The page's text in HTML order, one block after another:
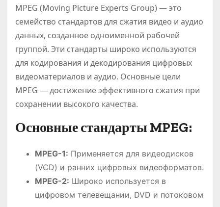
MPEG (Moving Picture Experts Group) — это
семейство стандартов для сжатия видео и аудио
данных, созданное одноименной рабочей
группой. Эти стандарты широко используются
для кодирования и декодирования цифровых
видеоматериалов и аудио. Основные цели
MPEG — достижение эффективного сжатия при
сохранении высокого качества.
Основные стандарты MPEG:
MPEG-1: Применяется для видеодисков
(VCD) и ранних цифровых видеоформатов.
MPEG-2: Широко используется в
цифровом телевещании, DVD и потоковом